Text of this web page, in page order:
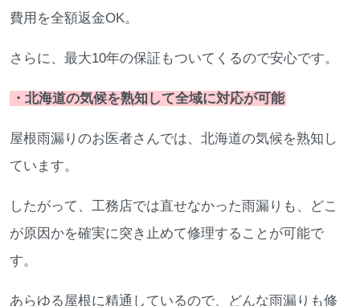
費用を全額返金OK。
さらに、最大10年の保証もついてくるので安心です。
・北海道の気候を熟知して全域に対応が可能
屋根雨漏りのお医者さんでは、北海道の気候を熟知し
ています。
したがって、工務店では直せなかった雨漏りも、どこ
が原因かを確実に突き止めて修理することが可能で
す。
あらゆる屋根に精通しているので、どんな雨漏りも修